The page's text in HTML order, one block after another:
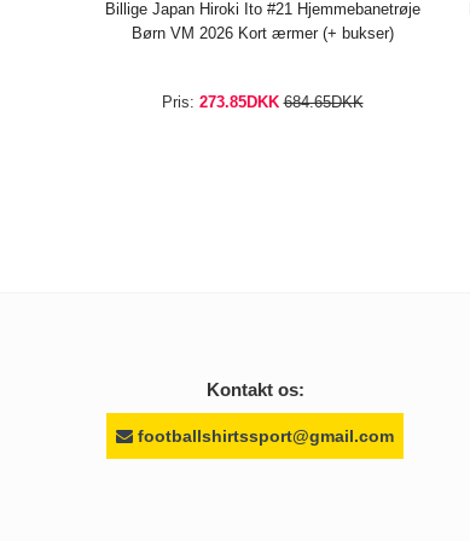
Billige Japan Hiroki Ito #21 Hjemmebanetrøje
Børn VM 2026 Kort ærmer (+ bukser)
Pris: 273.85DKK 684.65DKK
Kontakt os:
footballshirtssport@gmail.com